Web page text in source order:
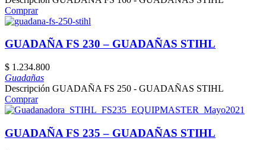
Comprar
GUADAÑA FS 230 – GUADAÑAS STIHL
$ 1.234.800
Guadañas
Descripción GUADAÑA FS 250 - GUADAÑAS STIHL
Comprar
GUADAÑA FS 235 – GUADAÑAS STIHL